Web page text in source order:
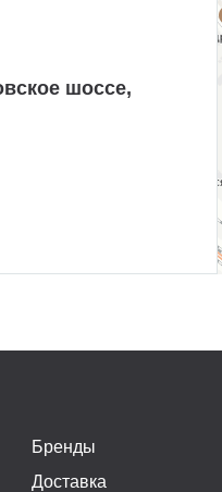
шоссе,
Бренды
Доставка